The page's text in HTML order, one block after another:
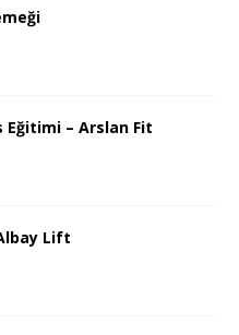
Eğitimi – Arslan Fit
Lift